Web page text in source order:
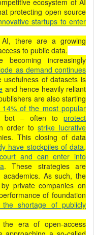
protecting open source
startups to enter
there are a growing
to public data.
becoming increasingly
as demand continues
of datasets is
and hence heavily reliant
are also starting
14% of the most popular
bot – often to protect
order tostrike lucrative
This closing of data
have stockpiles of data,
and can enter into
. These strategies are
As such, the
private companies on
of foundation
shortage of publicly
era of open-access